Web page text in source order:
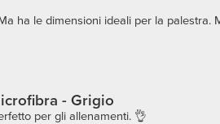
ha le dimensioni ideali per la palestra.
- Grigio
per gli allenamenti. 👌